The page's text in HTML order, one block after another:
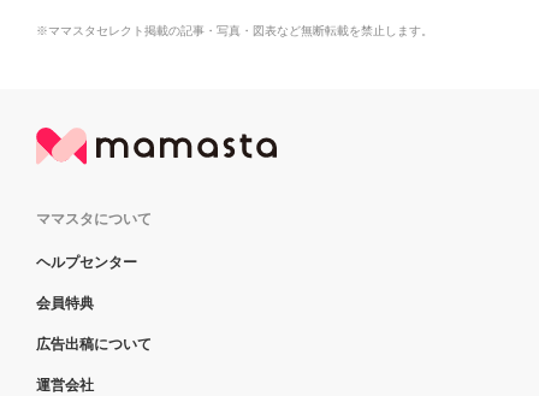
※ママスタセレクト掲載の記事・写真・図表など無断転載を禁止します。
ママスタについて
ヘルプセンター
会員特典
広告出稿について
運営会社